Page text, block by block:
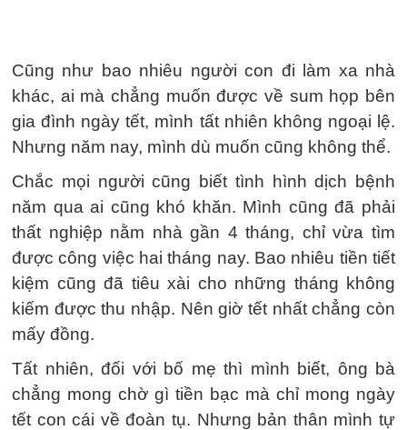
Cũng như bao nhiêu người con đi làm xa nhà
khác, ai mà chẳng muốn được về sum họp bên
gia đình ngày tết, mình tất nhiên không ngoại lệ.
Nhưng năm nay, mình dù muốn cũng không thể.
Chắc mọi người cũng biết tình hình dịch bệnh
năm qua ai cũng khó khăn. Mình cũng đã phải
thất nghiệp nằm nhà gần 4 tháng, chỉ vừa tìm
được công việc hai tháng nay. Bao nhiêu tiền tiết
kiệm cũng đã tiêu xài cho những tháng không
kiếm được thu nhập. Nên giờ tết nhất chẳng còn
mấy đồng.
Tất nhiên, đối với bố mẹ thì mình biết, ông bà
chẳng mong chờ gì tiền bạc mà chỉ mong ngày
tết con cái về đoàn tụ. Nhưng bản thân mình tự